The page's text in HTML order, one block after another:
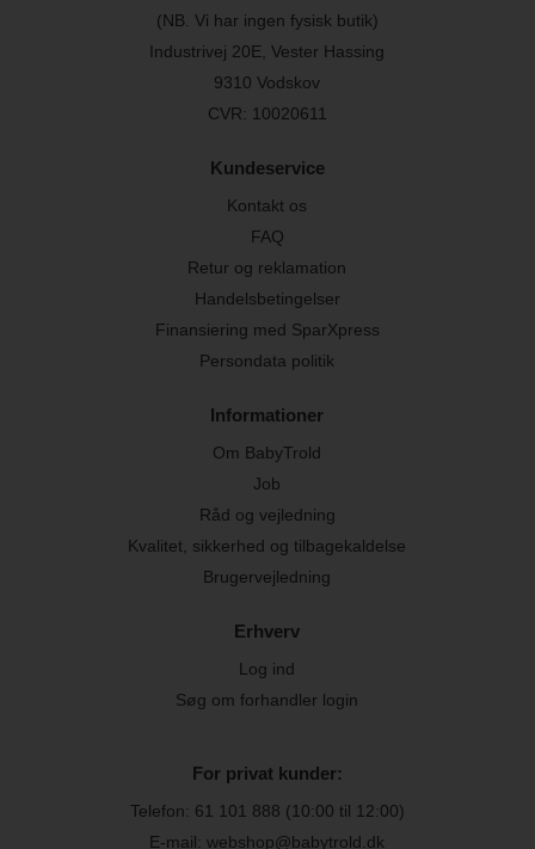
(NB. Vi har ingen fysisk butik)
Industrivej 20E, Vester Hassing
9310 Vodskov
CVR: 10020611
Kundeservice
Kontakt os
FAQ
Retur og reklamation
Handelsbetingelser
Finansiering med SparXpress
Persondata politik
Informationer
Om BabyTrold
Job
Råd og vejledning
Kvalitet, sikkerhed og tilbagekaldelse
Brugervejledning
Erhverv
Log ind
Søg om forhandler login
For privat kunder:
Telefon: 61 101 888 (10:00 til 12:00)
E-mail: webshop@babytrold.dk